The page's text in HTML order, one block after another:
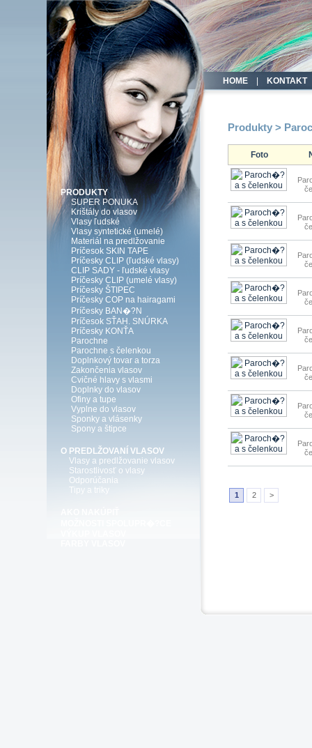
HOME| KONTAKT
PRODUKTY
SUPER PONUKA
Krištály do vlasov
Vlasy ľudské
Vlasy syntetické (umelé)
Materiál na predlžovanie
Príčesok SKIN TAPE
Príčesky CLIP (ľudské vlasy)
CLIP SADY - ľudské vlasy
Príčesky CLIP (umelé vlasy)
Príčesky ŠTIPEC
Príčesky COP na hairagami
Príčesky BAN�?N
Príčesok SŤAH. SNÚRKA
Príčesky KONŤA
Parochne
Parochne s čelenkou
Doplnkový tovar a torza
Zakončenia vlasov
Cvičné hlavy s vlasmi
Doplnky do vlasov
Ofiny a tupe
Vyplne do vlasov
Sponky a vlásenky
Spony a štipce
O PREDLŽOVANÍ VLASOV
Vlasy a predlžovanie vlasov
Starostlivosť o vlasy
Odporúčania
Tipy a triky
Produkty >
Foto
1 2 >